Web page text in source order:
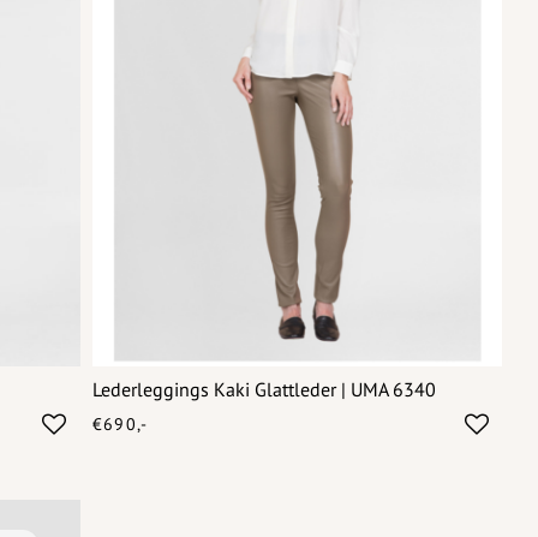
Lederleggings Kaki Glattleder | UMA 6340
€690,-